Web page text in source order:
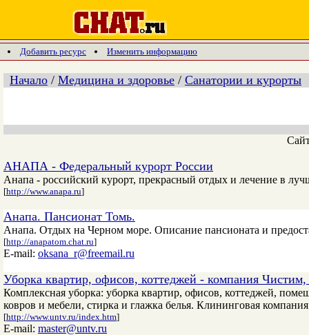
Добавить ресурс Изменить информацию
Начало / Медицина и здоровье / Санатории и курорты
АНАПА - Федеральный курорт России
Анапа - российский курорт, прекрасный отдых и лечение в
[http://www.anapa.ru]
Анапа. Пансионат Томь.
Анапа. Отдых на Черном море. Описание пансионата и
[http://anapatom.chat.ru]
E-mail: oksana_r@freemail.ru
Уборка квартир, офисов, коттеджей - компания
Комплексная уборка: уборка квартир, офисов, коттеджей,
ковров и мебели, стирка и глажка белья. Клининговая
[http://www.untv.ru/index.htm]
E-mail: master@untv.ru